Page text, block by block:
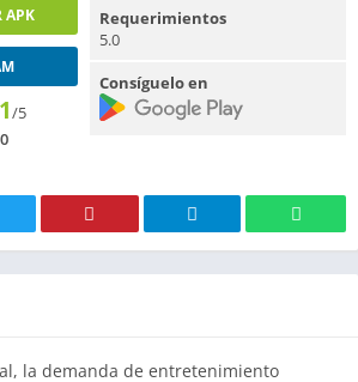
APK
/5
Requerimientos
5.0
Consíguelo en
la demanda de entretenimiento